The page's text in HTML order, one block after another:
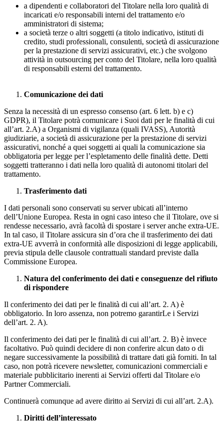
a dipendenti e collaboratori del Titolare nella loro qualità di
incaricati e/o responsabili interni del trattamento e/o
amministratori di sistema;
a società terze o altri soggetti (a titolo indicativo, istituti di
credito, studi professionali, consulenti, società di assicurazione
per la prestazione di servizi assicurativi, etc.) che svolgono
attività in outsourcing per conto del Titolare, nella loro qualità
di responsabili esterni del trattamento.
Comunicazione dei dati
Senza la necessità di un espresso consenso (art. 6 lett. b) e c)
GDPR), il Titolare potrà comunicare i Suoi dati per le finalità di cui
all’art. 2.A) a Organismi di vigilanza (quali IVASS), Autorità
giudiziarie, a società di assicurazione per la prestazione di servizi
assicurativi, nonché a quei soggetti ai quali la comunicazione sia
obbligatoria per legge per l’espletamento delle finalità dette. Detti
soggetti tratteranno i dati nella loro qualità di autonomi titolari del
trattamento.
Trasferimento dati
I dati personali sono conservati su server ubicati all’interno
dell’Unione Europea. Resta in ogni caso inteso che il Titolare, ove si
rendesse necessario, avrà facoltà di spostare i server anche extra-UE.
In tal caso, il Titolare assicura sin d’ora che il trasferimento dei dati
extra-UE avverrà in conformità alle disposizioni di legge applicabili,
previa stipula delle clausole contrattuali standard previste dalla
Commissione Europea.
Natura del conferimento dei dati e conseguenze del rifiuto
di rispondere
Il conferimento dei dati per le finalità di cui all’art. 2. A) è
obbligatorio. In loro assenza, non potremo garantirLe i Servizi
dell’art. 2. A).
Il conferimento dei dati per le finalità di cui all’art. 2. B) è invece
facoltativo. Può quindi decidere di non conferire alcun dato o di
negare successivamente la possibilità di trattare dati già forniti. In tal
caso, non potrà ricevere newsletter, comunicazioni commerciali e
materiale pubblicitario inerenti ai Servizi offerti dal Titolare e/o
Partner Commerciali.
Continuerà comunque ad avere diritto ai Servizi di cui all’art. 2.A).
Diritti dell’interessato